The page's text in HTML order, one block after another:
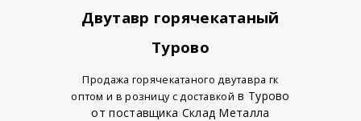
Двутавр горячекатаный
Турово
Продажа горячекатаного двутавра гк
оптом и в розницу с доставкой в Турово
от поставщика Склад Металла